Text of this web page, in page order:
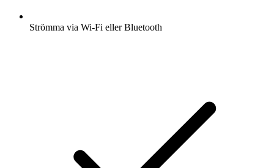
Strömma via Wi-Fi eller Bluetooth